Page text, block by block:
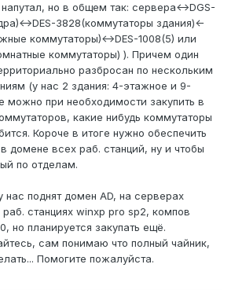
но в общем так: сервера<->DGS-
>DES-3828(коммутаторы здания)<-
коммутаторы)<->DES-1008(5) или
коммутаторы) ). Причем один
разбросан по нескольким
(у нас 2 здания: 4-этажное и 9-
можно при необходимости закупить в
какие нибудь коммутаторы
Короче в итоге нужно обеспечить
домене всех раб. станций, ну и чтобы
по отделам.
нас поднят домен AD, на серверах
станциях winxp pro sp2, компов
но планируется закупать ещё.
сам понимаю что полный чайник,
Помогите пожалуйста.